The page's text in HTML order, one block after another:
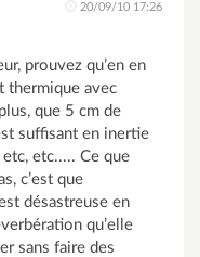
20/09/10 17:26
prouvez qu’en en
thermique avec
que 5 cm de
suffisant en inertie
etc, etc..... Ce que
c’est que
désastreuse en
qu’elle
sans faire des